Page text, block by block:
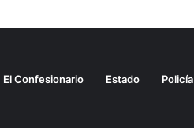
Pacífico
El Confesionario Estado Policía